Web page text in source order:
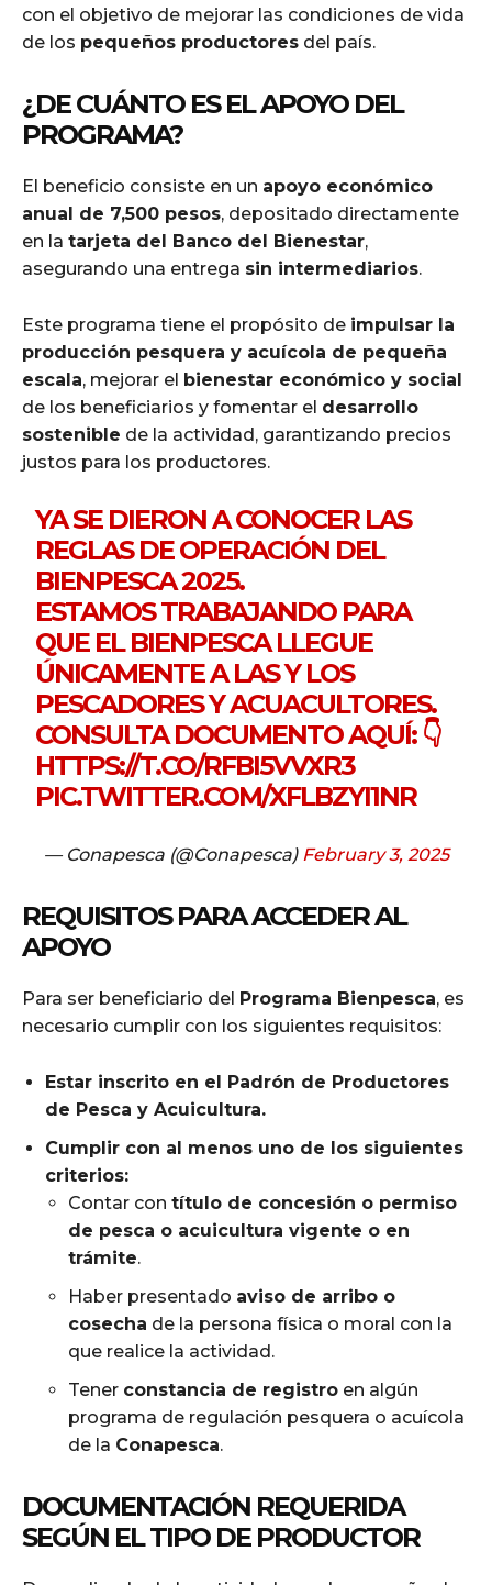
con el objetivo de mejorar las condiciones de vida
de los pequeños productores del país.
¿DE CUÁNTO ES EL APOYO DEL
PROGRAMA?
El beneficio consiste en un apoyo económico
anual de 7,500 pesos, depositado directamente
en la tarjeta del Banco del Bienestar,
asegurando una entrega sin intermediarios.
Este programa tiene el propósito de impulsar la
producción pesquera y acuícola de pequeña
escala, mejorar el bienestar económico y social
de los beneficiarios y fomentar el desarrollo
sostenible de la actividad, garantizando precios
justos para los productores.
YA SE DIERON A CONOCER LAS
REGLAS DE OPERACIÓN DEL
BIENPESCA 2025.
ESTAMOS TRABAJANDO PARA
QUE EL BIENPESCA LLEGUE
ÚNICAMENTE A LAS Y LOS
PESCADORES Y ACUACULTORES.
CONSULTA DOCUMENTO AQUÍ: 👇
HTTPS://T.CO/RFBI5VVXR3
PIC.TWITTER.COM/XFLBZYI1NR
— Conapesca (@Conapesca) February 3, 2025
REQUISITOS PARA ACCEDER AL
APOYO
Para ser beneficiario del Programa Bienpesca, es
necesario cumplir con los siguientes requisitos:
Estar inscrito en el Padrón de Productores
de Pesca y Acuicultura.
Cumplir con al menos uno de los siguientes
criterios:
Contar con título de concesión o permiso
de pesca o acuicultura vigente o en
trámite.
Haber presentado aviso de arribo o
cosecha de la persona física o moral con la
que realice la actividad.
Tener constancia de registro en algún
programa de regulación pesquera o acuícola
de la Conapesca.
DOCUMENTACIÓN REQUERIDA
SEGÚN EL TIPO DE PRODUCTOR